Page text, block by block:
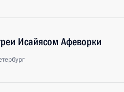
Исайясом Афеворки